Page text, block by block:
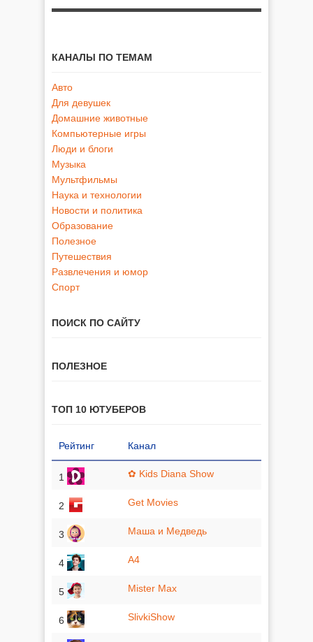
КАНАЛЫ ПО ТЕМАМ
Авто
Для девушек
Домашние животные
Компьютерные игры
Люди и блоги
Музыка
Мультфильмы
Наука и технологии
Новости и политика
Образование
Полезное
Путешествия
Развлечения и юмор
Спорт
ПОИСК ПО САЙТУ
ПОЛЕЗНОЕ
ТОП 10 ЮТУБЕРОВ
Рейтинг Канал
1 ✿ Kids Diana Show
2 Get Movies
3 Маша и Медведь
4 A4
5 Mister Max
6 SlivkiShow